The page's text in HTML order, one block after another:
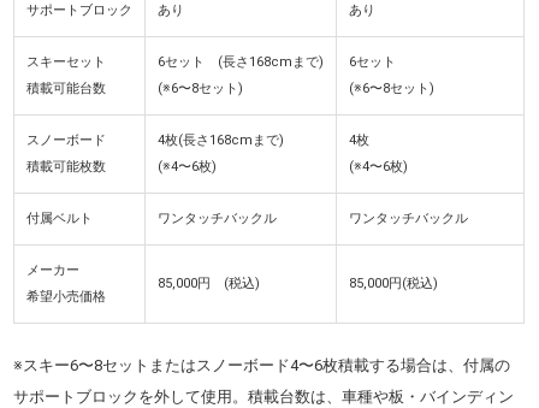
サポートブロック あり あり
スキーセット
積載可能台数
6セット (長さ168cmまで)
(※6〜8セット)
6セット
(※6〜8セット)
スノーボード
積載可能枚数
4枚(長さ168cmまで)
(※4〜6枚)
4枚
(※4〜6枚)
付属ベルト ワンタッチバックル ワンタッチバックル
メーカー
希望小売価格
85,000円 (税込) 85,000円(税込)
※スキー6〜8セットまたはスノーボード4〜6枚積載する場合は、付属の
サポートブロックを外して使用。積載台数は、車種や板・バインディン